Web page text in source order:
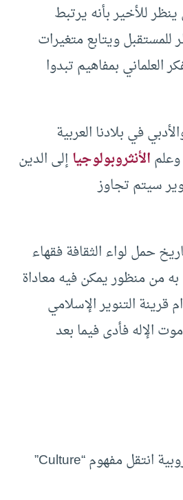
للأخير بأنه يرتبط
ويتابع متغيرات
العلماني بمفاهيم تبدوا
في بلادنا العربية
الأنثروبولوجياإلى الدين
سيتم تجاوز
حمل لواء الثقافة فقهاء
من منظور يمكن فيه معاداة
التنوير الإسلامي
الإله فأدى فيما بعد
مع بداية الاتصال الفكري والمعرفي بين المجتمع العربي والمجتمعات الأوروبية انتقل مفهوم “Culture”